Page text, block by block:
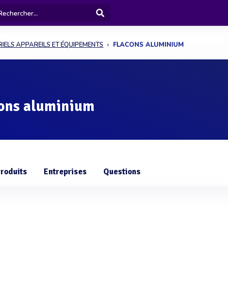
APPAREILS ET ÉQUIPEMENTS FLACONS ALUMINIUM
aluminium
Entreprises Questions